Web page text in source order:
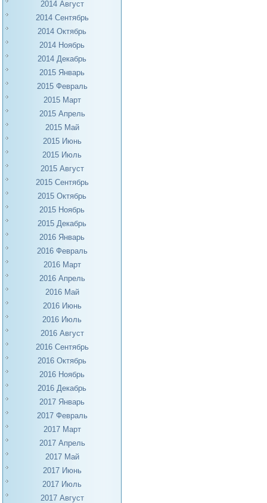
2014 Август
2014 Сентябрь
2014 Октябрь
2014 Ноябрь
2014 Декабрь
2015 Январь
2015 Февраль
2015 Март
2015 Апрель
2015 Май
2015 Июнь
2015 Июль
2015 Август
2015 Сентябрь
2015 Октябрь
2015 Ноябрь
2015 Декабрь
2016 Январь
2016 Февраль
2016 Март
2016 Апрель
2016 Май
2016 Июнь
2016 Июль
2016 Август
2016 Сентябрь
2016 Октябрь
2016 Ноябрь
2016 Декабрь
2017 Январь
2017 Февраль
2017 Март
2017 Апрель
2017 Май
2017 Июнь
2017 Июль
2017 Август